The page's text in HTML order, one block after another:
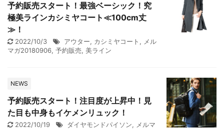
予約販売スタート！最強ベーシック！究
極美ラインカシミヤコート≪100cm丈
≫！
2022/10/3 アウター, カシミヤコート , メル
マガ20180906, 予約販売, 美ライン
NEWS
予約販売スタート！注目度が上昇中！見
た目も中身もイケメンリュック！
2022/10/19 ダイヤモンドパイソン, メルマ